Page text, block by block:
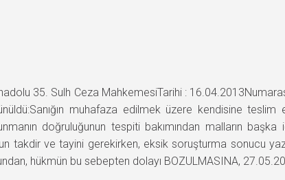
35. Sulh Ceza MahkemesiTarihi :
muhafaza edilmek üzere kendisine teslim
doğruluğunun tespiti bakımından malların
takdir ve tayini gerekirken, eksik soruşturma sonucu
hükmün bu sebepten dolayı BOZULMASINA,